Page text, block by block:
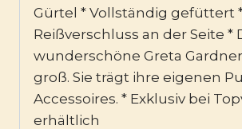
Gürtel * Vollständig gefüttert
Reißverschluss an der Seite *
wunderschöne Greta Gardner
groß. Sie trägt ihre eigenen
Accessoires. * Exklusiv bei
erhältlich